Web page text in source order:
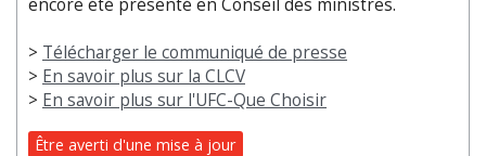
> Télécharger le communiqué de presse
> En savoir plus sur la CLCV
> En savoir plus sur l'UFC-Que Choisir
Être averti d'une mise à jour